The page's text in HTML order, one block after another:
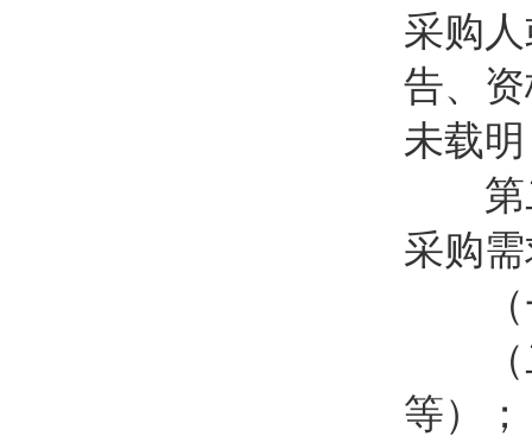
采购
告、
未载
第二
采购
（一
（二
等）；